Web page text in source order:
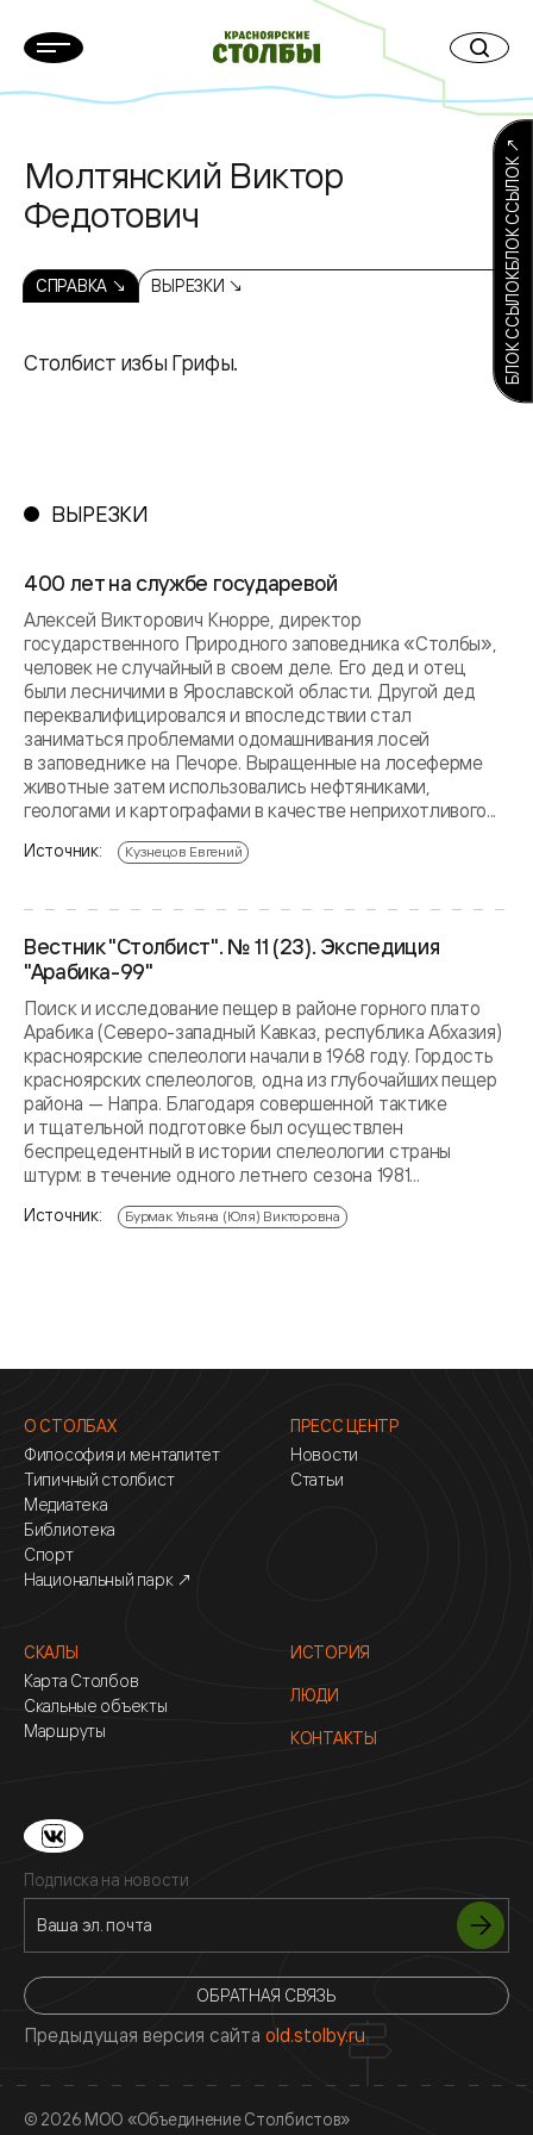
Молтянский Виктор
Федотович
СПРАВКА ↘ ВЫРЕЗКИ ↘
Столбист избы Грифы. БЛОК ССЫЛОКБЛОК ССЫЛОК ↗
ВЫРЕЗКИ
400 лет на службе государевой
Алексей Викторович Кнорре, директор
государственного Природного заповедника «Столбы»,
человек не случайный в своем деле. Его дед и отец
были лесничими в Ярославской области. Другой дед
переквалифицировался и впоследствии стал
заниматься проблемами одомашнивания лосей
в заповеднике на Печоре. Выращенные на лосеферме
животные затем использовались нефтяниками,
геологами и картографами в качестве неприхотливого...
Источник: Кузнецов Евгений
Вестник "Столбист". № 11 (23). Экспедиция
"Арабика-99"
Поиск и исследование пещер в районе горного плато
Арабика (Северо-западный Кавказ, республика Абхазия)
красноярские спелеологи начали в 1968 году. Гордость
красноярских спелеологов, одна из глубочайших пещер
района — Напра. Благодаря совершенной тактике
и тщательной подготовке был осуществлен
беспрецедентный в истории спелеологии страны
штурм: в течение одного летнего сезона 1981...
Источник: Бурмак Ульяна (Юля) Викторовна
О СТОЛБАХ
Философия и менталитет
Типичный столбист
Медиатека
Библиотека
Спорт
Национальный парк ↗
ПРЕСС ЦЕНТР
Новости
Статьи
СКАЛЫ
Карта Столбов
Скальные объекты
Маршруты
ИСТОРИЯ
ЛЮДИ
КОНТАКТЫ
Подписка на новости
ОБРАТНАЯ СВЯЗЬ
Предыдущая версия сайта old.stolby.ru
© 2026 МОО «Объединение Столбистов»